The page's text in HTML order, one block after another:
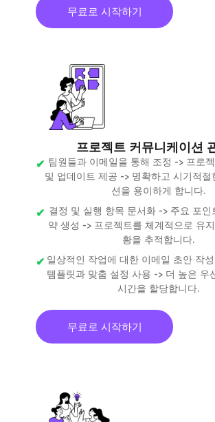
무료로 시작하기
프로젝트 커뮤니케이션
팀원들과 이메일을 통해 조정 -> 프로
및 업데이트 제공 -> 명확하고 시기적절
션을 용이하게 합니다.
결정 및 실행 항목 문서화 -> 주요 포인
약 생성 -> 프로젝트를 체계적으로 유
황을 추적합니다.
일상적인 작업에 대한 이메일 초안 작
템플릿과 맞춤 설정 사용 -> 더 높은 우
시간을 할당합니다.
무료로 시작하기